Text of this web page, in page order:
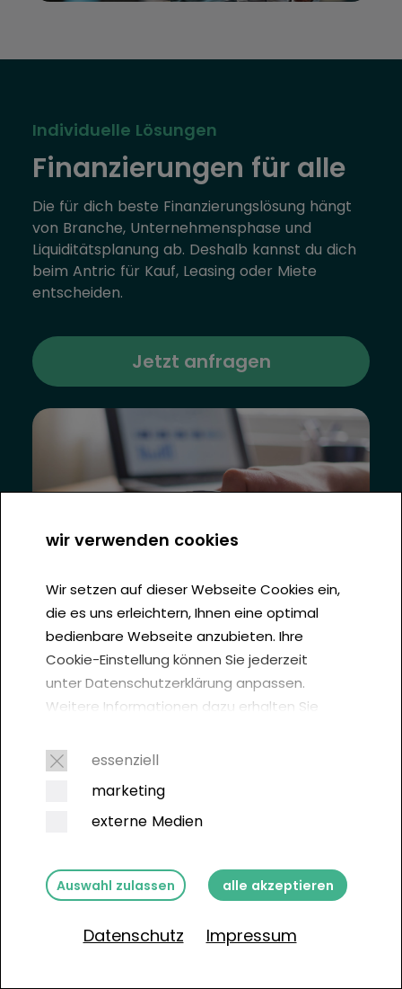
Individuelle Lösungen
Finanzierungen für alle
Die für dich beste Finanzierungslösung hängt
von Branche, Unternehmensphase und
Liquiditätsplanung ab. Deshalb kannst du dich
beim Antric für Kauf, Leasing oder Miete
entscheiden.
Jetzt anfragen
Die professionelle und
nachhaltige Lösung für
dein Business.
Jetzt anfragen
wir verwenden cookies
Wir setzen auf dieser Webseite Cookies ein,
die es uns erleichtern, Ihnen eine optimal
bedienbare Webseite anzubieten. Ihre
Cookie-Einstellung können Sie jederzeit
unter Datenschutzerklärung anpassen.
Weitere Informationen dazu erhalten Sie
empfiehlt in einem Urteil vom 1. Oktober
2019, von jedem Webseitenbesucher
Cookie-Einwilligungen einzuholen:
essenziell
marketing
externe Medien
Auswahl zulassen alle akzeptieren
Datenschutz Impressum